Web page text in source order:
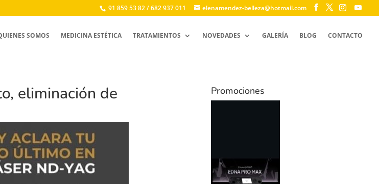
91 859 53 82 / 682 937 011 elenamendez-belleza@hotmail.com
SOMOS MEDICINA ESTÉTICA TRATAMIENTOS NOVEDADES GALERÍA BLOG CONTACTO
eliminación de Promociones